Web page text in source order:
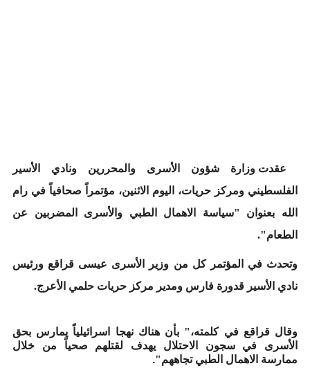
عقدت وزارة شؤون الأسرى والمحررين ونادي الأسير
الفلسطيني ومركز حريات، اليوم الاثنين، مؤتمراً صحافياً في رام
الله بعنوان "سياسة الاهمال الطبي والأسرى المضربين عن
الطعام".
وتحدث في المؤتمر كل من وزير الأسرى عيسى قراقع ورئيس
نادي الأسير قدورة فارس ومدير مركز حريات حلمي الأعرج.
وقال قراقع في كلمته،" بأن هناك نهجا اسرائيلياً يمارس بحق
الأسرى في سجون الاحتلال يهدف لقتلهم صحياً من خلال
ممارسة الاهمال الطبي تجاههم".